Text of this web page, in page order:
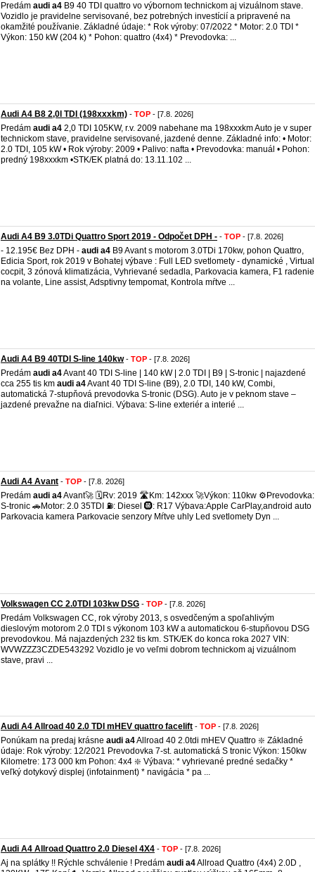
Predám audi a4 B9 40 TDI quattro vo výbornom technickom aj vizuálnom stave.
Vozidlo je pravidelne servisované, bez potrebných investícií a pripravené na
okamžité používanie. Základné údaje: * Rok výroby: 07/2022 * Motor: 2.0 TDI *
Výkon: 150 kW (204 k) * Pohon: quattro (4x4) * Prevodovka: ...
Audi A4 B8 2,0l TDI (198xxxkm) - TOP - [7.8. 2026]
Predám audi a4 2,0 TDI 105KW, r.v. 2009 nabehane ma 198xxxkm Auto je v super
technickom stave, pravidelne servisované, jazdené denne. Základné info: • Motor:
2.0 TDI, 105 kW • Rok výroby: 2009 • Palivo: nafta • Prevodovka: manuál • Pohon:
predný 198xxxkm •STK/EK platná do: 13.11.102 ...
Audi A4 B9 3.0TDi Quattro Sport 2019 - Odpočet DPH - - TOP - [7.8. 2026]
- 12.195€ Bez DPH - audi a4 B9 Avant s motorom 3.0TDi 170kw, pohon Quattro,
Edicia Sport, rok 2019 v Bohatej výbave : Full LED svetlomety - dynamické , Virtual
cocpit, 3 zónová klimatizácia, Vyhrievané sedadla, Parkovacia kamera, F1 radenie
na volante, Line assist, Adsptivny tempomat, Kontrola mŕtve ...
Audi A4 B9 40TDI S-line 140kw- TOP - [7.8. 2026]
Predám audi a4Avant 40 TDI S-line | 140 kW | 2.0 TDI | B9 | S-tronic | najazdené
cca 255 tis km audi a4Avant 40 TDI S-line (B9), 2.0 TDI, 140 kW, Combi,
automatická 7-stupňová prevodovka S-tronic (DSG). Auto je v peknom stave –
jazdené prevažne na diaľnici. Výbava: S-line exteriér a interié ...
Audi A4 Avant - TOP - [7.8. 2026]
Predám audi a4Avant🚀 🗓️Rv: 2019 🛣️Km: 142xxx 🚀Výkon: 110kw ⚙️Prevodovka:
S-tronic 🚗Motor: 2.0 35TDI ⛽️: Diesel 🛞: R17 Výbava:Apple CarPlay,android auto
Parkovacia kamera Parkovacie senzory Mŕtve uhly Led svetlomety Dyn ...
Volkswagen CC 2.0TDI 103kw DSG - TOP - [7.8. 2026]
Predám Volkswagen CC, rok výroby 2013, s osvedčeným a spoľahlivým
dieslovým motorom 2.0 TDI s výkonom 103 kW a automatickou 6-stupňovou DSG
prevodovkou. Má najazdených 232 tis km. STK/EK do konca roka 2027 VIN:
WVWZZZ3CZDE543292 Vozidlo je vo veľmi dobrom technickom aj vizuálnom
stave, pravi ...
Audi A4 Allroad 40 2.0 TDI mHEV quattro facelift - TOP - [7.8. 2026]
Ponúkam na predaj krásne audi a4Allroad 40 2.0tdi mHEV Quattro ❇️ Základné
údaje: Rok výroby: 12/2021 Prevodovka 7-st. automatická S tronic Výkon: 150kw
Kilometre: 173 000 km Pohon: 4x4 ❇️ Výbava: * vyhrievané predné sedačky *
veľký dotykový displej (infotainment) * navigácia * pa ...
Audi A4 Allroad Quattro 2.0 Diesel 4X4 - TOP - [7.8. 2026]
Aj na splátky !! Rýchle schválenie ! Predám audi a4Allroad Quattro (4x4) 2.0D ,